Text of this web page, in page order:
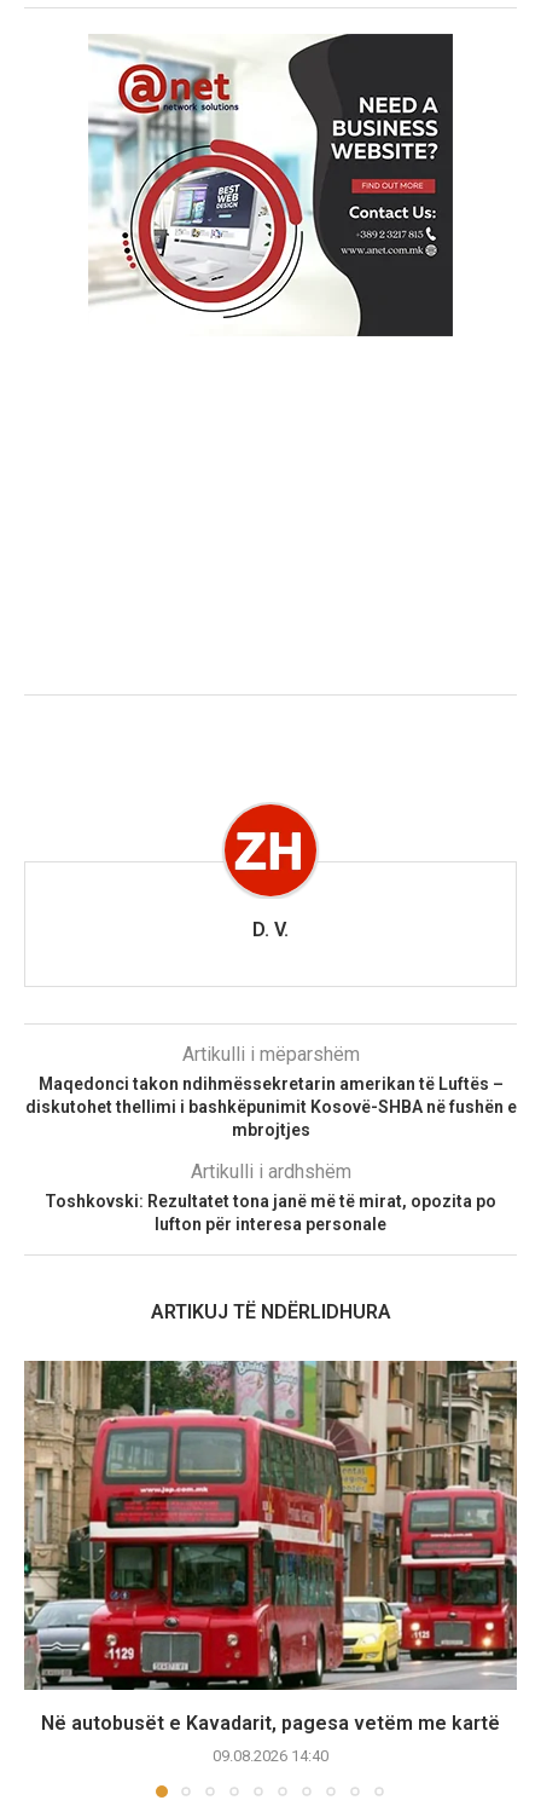
D. V.
Artikulli i mëparshëm
Maqedonci takon ndihmëssekretarin amerikan të Luftës –
diskutohet thellimi i bashkëpunimit Kosovë-SHBA në fushën e
mbrojtjes
Artikulli i ardhshëm
Toshkovski: Rezultatet tona janë më të mirat, opozita po
lufton për interesa personale
ARTIKUJ TË NDËRLIDHURA
Në autobusët e Kavadarit, pagesa vetëm me kartë
09.08.2026 14:40